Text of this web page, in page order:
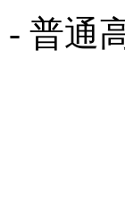
- 普通